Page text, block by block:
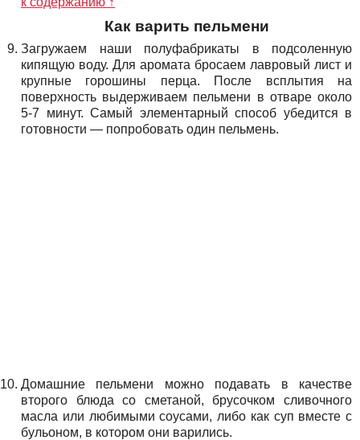
Как варить пельмени
Загружаем наши полуфабрикаты в подсоленную
кипящую воду. Для аромата бросаем лавровый лист и
крупные горошины перца. После всплытия на
поверхность выдерживаем пельмени в отваре около
5-7 минут. Самый элементарный способ убедится в
готовности — попробовать один пельмень.
Домашние пельмени можно подавать в качестве
второго блюда со сметаной, брусочком сливочного
масла или любимыми соусами, либо как суп вместе с
бульоном, в котором они варились.